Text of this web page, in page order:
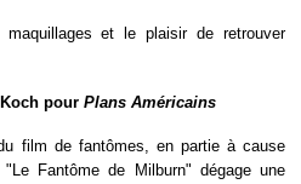
et le plaisir de retrouver
pour Plans Américains
film de fantômes, en partie à cause
Fantôme de Milburn" dégage une